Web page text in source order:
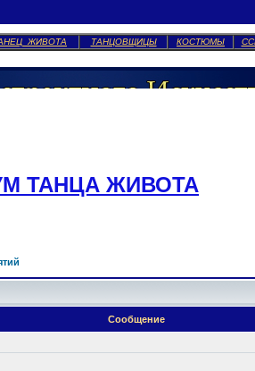
ЖИВОТА ТАНЦОВЩИЦЫ КОСТЮМЫ
ТАНЦА ЖИВОТА
Сообщение